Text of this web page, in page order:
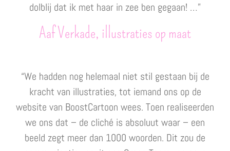
dolblij dat ik met haar in zee ben gegaan! …”
Aaf Verkade, illustraties op maat
“We hadden nog helemaal niet stil gestaan bij de
kracht van illustraties, tot iemand ons op de
website van BoostCartoon wees. Toen realiseerden
we ons dat – de cliché is absoluut waar – een
beeld zegt meer dan 1000 woorden. Dit zou de